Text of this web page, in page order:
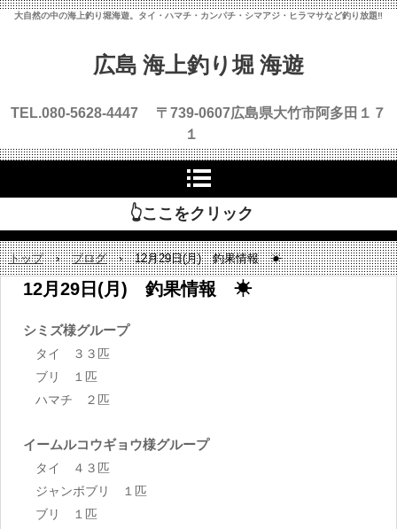
広島 海上釣り堀 海遊
大自然の中の海上釣り堀海遊。タイ・ハマチ・カンパチ・シマアジ・ヒラマサなど釣り放題‼
TEL.080-5628-4447 〒739-0607広島県大竹市阿多田１７
１
👆ここをクリック
トップ › ブログ › 12月29日(月) 釣果情報 ☀
12月29日(月) 釣果情報 ☀
シミズ様グループ
タイ ３３匹
ブリ １匹
ハマチ ２匹
イームルコウギョウ様グループ
タイ ４３匹
ジャンボブリ １匹
ブリ １匹